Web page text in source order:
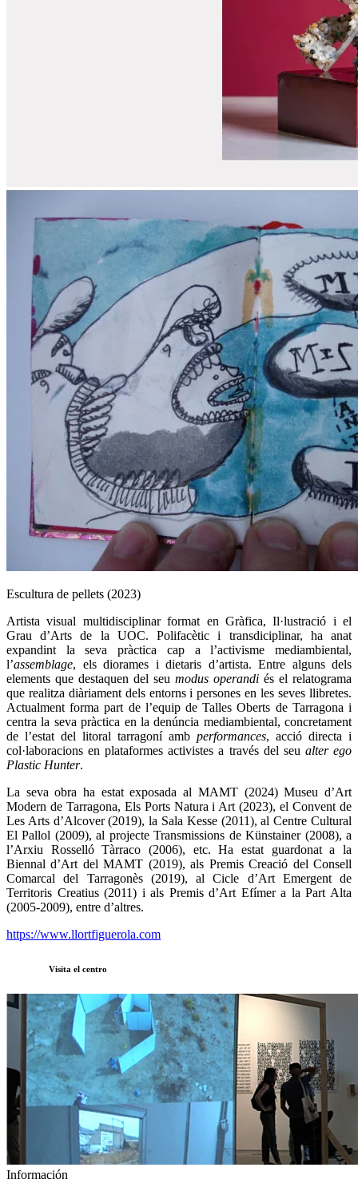
Escultura de pellets (2023)
Artista visual multidisciplinar format en Gràfica, Il·lustració i el
Grau d’Arts de la UOC. Polifacètic i transdiciplinar, ha anat
expandint la seva pràctica cap a l’activisme mediambiental,
l’assemblage, els diorames i dietaris d’artista. Entre alguns dels
elements que destaquen del seu modus operandi és el relatograma
que realitza diàriament dels entorns i persones en les seves llibretes.
Actualment forma part de l’equip de Talles Oberts de Tarragona i
centra la seva pràctica en la denúncia mediambiental, concretament
de l’estat del litoral tarragoní amb performances, acció directa i
col·laboracions en plataformes activistes a través del seu alter ego
Plastic Hunter.
La seva obra ha estat exposada al MAMT (2024) Museu d’Art
Modern de Tarragona, Els Ports Natura i Art (2023), el Convent de
Les Arts d’Alcover (2019), la Sala Kesse (2011), al Centre Cultural
El Pallol (2009), al projecte Transmissions de Künstainer (2008), a
l’Arxiu Rosselló Tàrraco (2006), etc. Ha estat guardonat a la
Biennal d’Art del MAMT (2019), als Premis Creació del Consell
Comarcal del Tarragonès (2019), al Cicle d’Art Emergent de
Territoris Creatius (2011) i als Premis d’Art Efímer a la Part Alta
(2005-2009), entre d’altres.
https://www.llortfiguerola.com
Visita el centro
Información